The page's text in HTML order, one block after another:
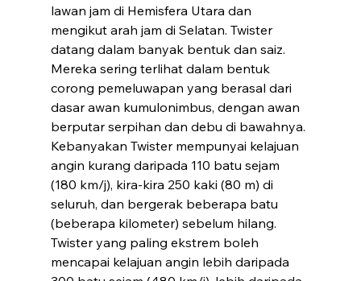
lawan jam di Hemisfera Utara dan
mengikut arah jam di Selatan. Twister
datang dalam banyak bentuk dan saiz.
Mereka sering terlihat dalam bentuk
corong pemeluwapan yang berasal dari
dasar awan kumulonimbus, dengan awan
berputar serpihan dan debu di bawahnya.
Kebanyakan Twister mempunyai kelajuan
angin kurang daripada 110 batu sejam
(180 km/j), kira-kira 250 kaki (80 m) di
seluruh, dan bergerak beberapa batu
(beberapa kilometer) sebelum hilang.
Twister yang paling ekstrem boleh
mencapai kelajuan angin lebih daripada